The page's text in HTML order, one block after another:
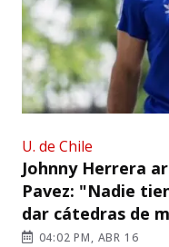
U. de Chile
Johnny Herrera
Pavez: "Nadie
dar cátedras de
04:02 PM, ABR 16